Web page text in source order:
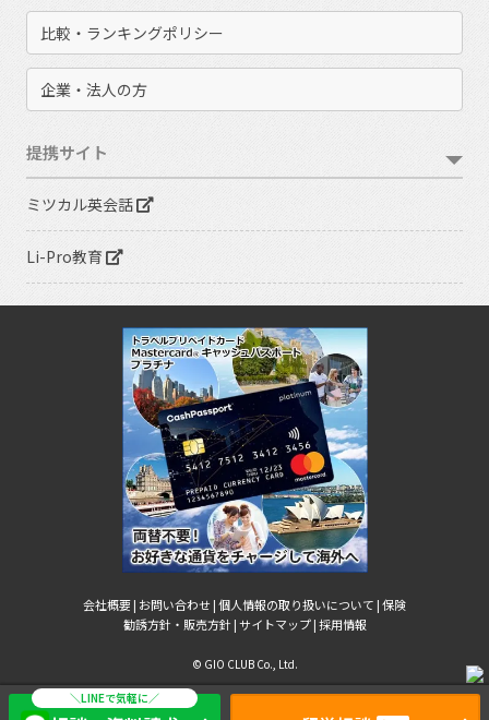
比較・ランキングポリシー
企業・法人の方
提携サイト
ミツカル英会話
Li-Pro教育
会社概要 | お問い合わせ |個人情報の取り扱いについて |保険
勧誘方針・販売方針 |サイトマップ |採用情報
© GIO CLUB Co., Ltd.